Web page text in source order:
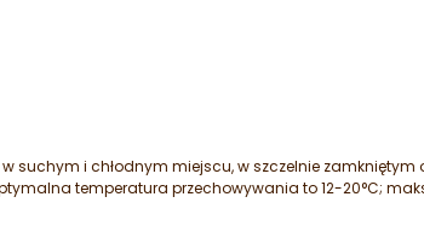
suchym i chłodnym miejscu, w szczelnie
temperatura przechowywania to 12-20°C;